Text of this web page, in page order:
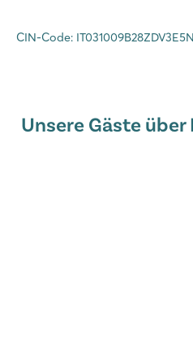
CIN-Code: IT031009B28ZDV3E5N
Unsere Gäste über